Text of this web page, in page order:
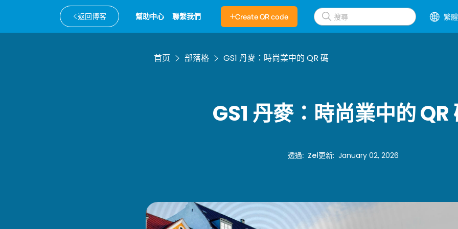
返回博客 幫助中心 聯繫我們 Create QR code 繁
首页 部落格 GS1 丹麥：時尚業中的 QR 碼
GS1 丹麥：時尚業中的 QR
透過: Zel更新:January 02, 2026